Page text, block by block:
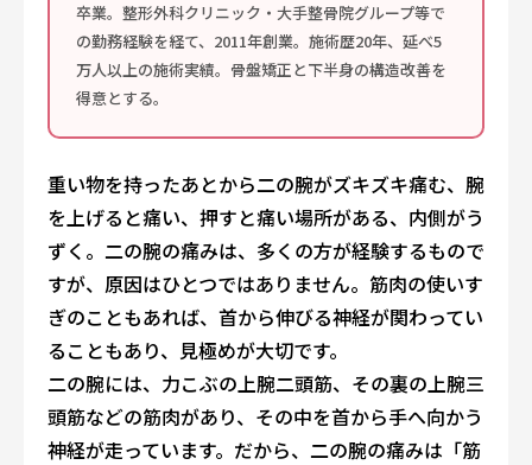
卒業。整形外科クリニック・大手整骨院グループ等で
の勤務経験を経て、2011年創業。施術歴20年、延べ5
万人以上の施術実績。骨盤矯正と下半身の構造改善を
得意とする。
重い物を持ったあとから二の腕がズキズキ痛む、腕
を上げると痛い、押すと痛い場所がある、内側がう
ずく。二の腕の痛みは、多くの方が経験するもので
すが、原因はひとつではありません。筋肉の使いす
ぎのこともあれば、首から伸びる神経が関わってい
ることもあり、見極めが大切です。
二の腕には、力こぶの上腕二頭筋、その裏の上腕三
頭筋などの筋肉があり、その中を首から手へ向かう
神経が走っています。だから、二の腕の痛みは「筋